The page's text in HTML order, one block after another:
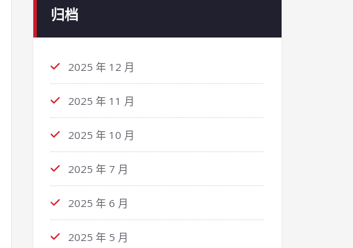
归档
2025 年 12 月
2025 年 11 月
2025 年 10 月
2025 年 7 月
2025 年 6 月
2025 年 5 月